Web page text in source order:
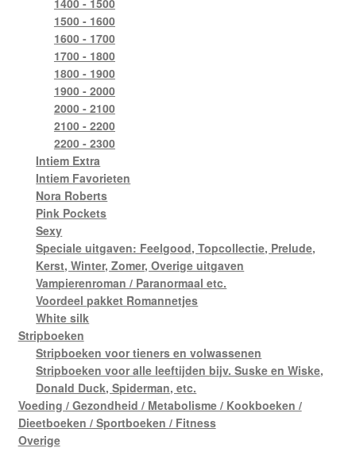
1500 - 1600
1600 - 1700
1700 - 1800
1800 - 1900
1900 - 2000
2000 - 2100
2100 - 2200
2200 - 2300
Intiem Extra
Intiem Favorieten
Nora Roberts
Pink Pockets
Sexy
Speciale uitgaven: Feelgood, Topcollectie, Prelude,
Kerst, Winter, Zomer, Overige uitgaven
Vampierenroman / Paranormaal etc.
Voordeel pakket Romannetjes
White silk
Stripboeken
Stripboeken voor tieners en volwassenen
Stripboeken voor alle leeftijden bijv. Suske en Wiske,
Donald Duck, Spiderman, etc.
Voeding / Gezondheid / Metabolisme / Kookboeken /
Dieetboeken / Sportboeken / Fitness
Overige